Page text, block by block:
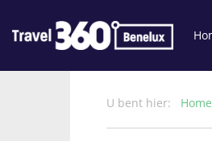
U bent hier: Home